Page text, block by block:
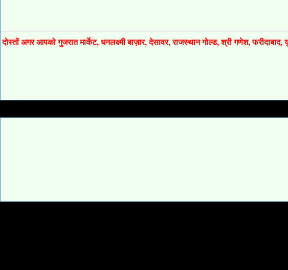
दोस्तों अगर आपको गुजरात मार्केट, धनलक्ष्मी बाज़ार, देसावर, राजस्थान गोल्ड, श्री गणेश,